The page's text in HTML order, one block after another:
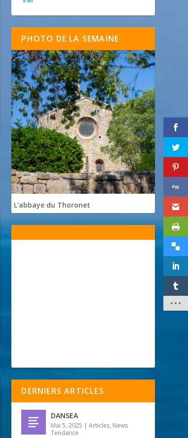
PHOTO DE LA SEMAINE
L'abbaye du Thoronet
DERNIERS ARTICLES
DANSEA
Mai 5, 2025 |Articles, News
Tendance